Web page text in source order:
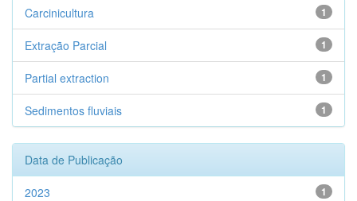
1
Carcinicultura
1
Extração Parcial
1
Partial extraction
1
Sedimentos fluviais
Data de Publicação
1
2023